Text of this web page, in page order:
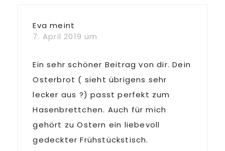
Eva meint
7. April 2019 um
Ein sehr schöner Beitrag von dir. Dein
Osterbrot ( sieht übrigens sehr
lecker aus ?) passt perfekt zum
Hasenbrettchen. Auch für mich
gehört zu Ostern ein liebevoll
gedeckter Frühstückstisch.